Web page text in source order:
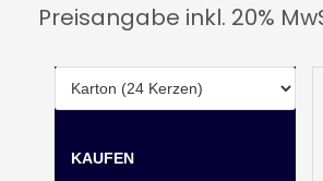
Preisangabe inkl. 20%